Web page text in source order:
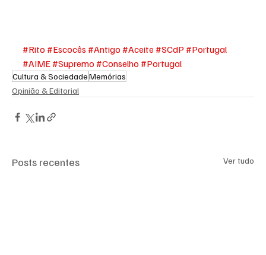
#Rito #Escocês #Antigo #Aceite #SCdP #Portugal
#AIME #Supremo #Conselho #Portugal
Cultura & SociedadeMemórias
Opinião & Editorial
Posts recentes Ver tudo